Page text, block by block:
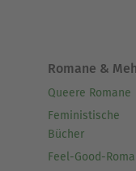
Romane &
Queere Romane
Feministische
Bücher
Feel-Good-